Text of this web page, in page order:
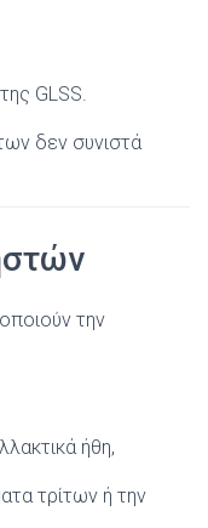
της GLSS.
δεν συνιστά
την
ήθη,
τρίτων ή την